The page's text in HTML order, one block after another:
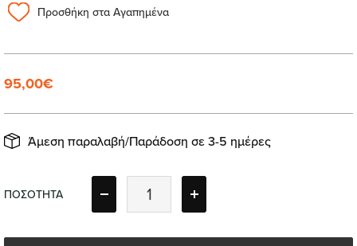
Προσθήκη στα Αγαπημένα
95,00€
Άμεση παραλαβή/Παράδοση σε 3-5 ημέρες
ΠΟΣΟΤΗΤΑ